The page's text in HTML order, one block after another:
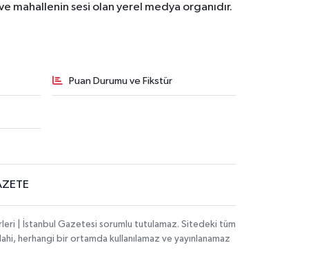
sesi olan yerel medya organıdır.
Puan Durumu ve Fikstür
| İstanbul Gazetesi sorumlu tutulamaz. Sitedeki tüm
herhangi bir ortamda kullanılamaz ve yayınlanamaz